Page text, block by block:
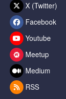
X (Twitter)
Facebook
Youtube
Meetup
Medium
RSS